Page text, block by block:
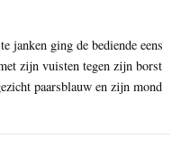
janken ging de bediende eens
zijn vuisten tegen zijn borst
paarsblauw en zijn mond